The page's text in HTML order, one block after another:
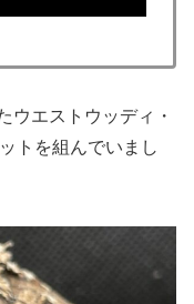
ウエストウッディ・
トを組んでいまし